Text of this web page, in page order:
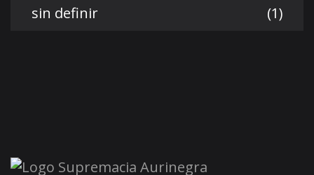
sin definir (1)